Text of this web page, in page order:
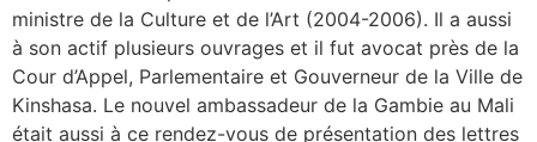
ministre de la Culture et de l’Art (2004-2006). Il a aussi
à son actif plusieurs ouvrages et il fut avocat près de la
Cour d’Appel, Parlementaire et Gouverneur de la Ville de
Kinshasa. Le nouvel ambassadeur de la Gambie au Mali
était aussi à ce rendez-vous de présentation des lettres